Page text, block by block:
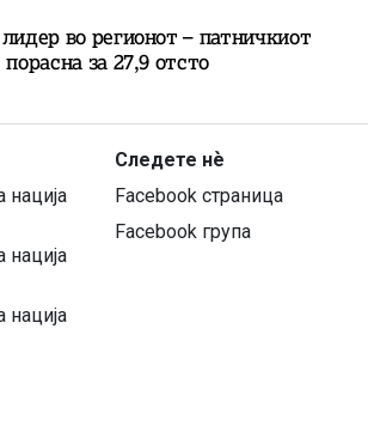
во регионот – патничкиот
порасна за 27,9 отсто
Следете нѐ
Facebook страница
Facebook група